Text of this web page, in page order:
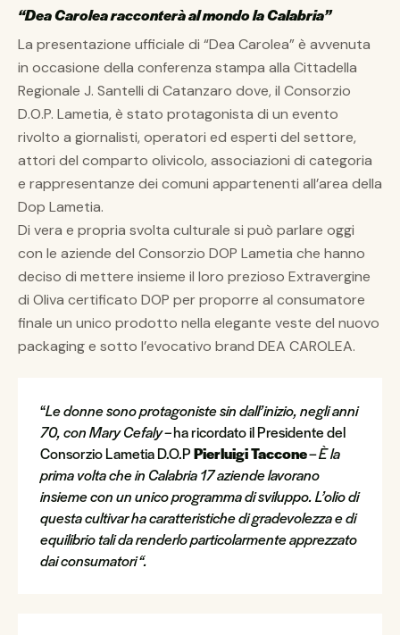
“Dea Carolea racconterà al mondo la Calabria”
La presentazione ufficiale di “Dea Carolea” è avvenuta
in occasione della conferenza stampa alla Cittadella
Regionale J. Santelli di Catanzaro dove, il Consorzio
D.O.P. Lametia, è stato protagonista di un evento
rivolto a giornalisti, operatori ed esperti del settore,
attori del comparto olivicolo, associazioni di categoria
e rappresentanze dei comuni appartenenti all’area della
Dop Lametia.
Di vera e propria svolta culturale si può parlare oggi
con le aziende del Consorzio DOP Lametia che hanno
deciso di mettere insieme il loro prezioso Extravergine
di Oliva certificato DOP per proporre al consumatore
finale un unico prodotto nella elegante veste del nuovo
packaging e sotto l’evocativo brand DEA CAROLEA.
“Le donne sono protagoniste sin dall’inizio, negli anni
70, con Mary Cefaly –ha ricordato il Presidente del
Consorzio Lametia D.O.PPierluigi Taccone–È la
prima volta che in Calabria 17 aziende lavorano
insieme con un unico programma di sviluppo. L’olio di
questa cultivar ha caratteristiche di gradevolezza e di
equilibrio tali da renderlo particolarmente apprezzato
dai consumatori “.